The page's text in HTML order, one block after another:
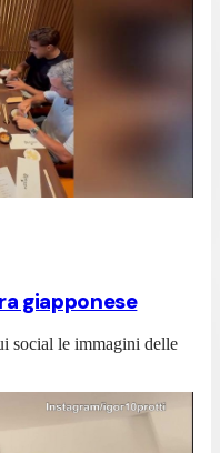
giapponese
social le immagini delle